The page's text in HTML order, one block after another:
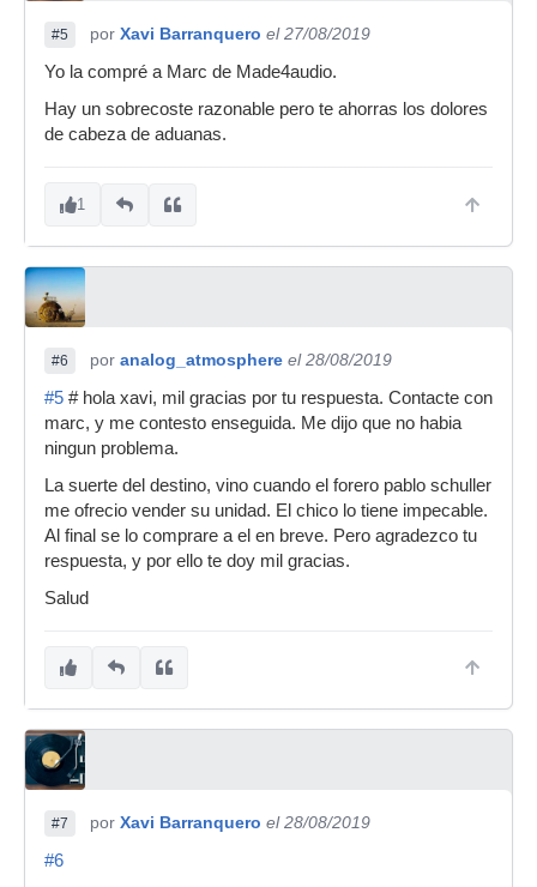
#5 por Xavi Barranquero el 27/08/2019
Yo la compré a Marc de Made4audio.
Hay un sobrecoste razonable pero te ahorras los dolores
de cabeza de aduanas.
1
#6 por analog_atmosphere el 28/08/2019
#5 # hola xavi, mil gracias por tu respuesta. Contacte con
marc, y me contesto enseguida. Me dijo que no habia
ningun problema.
La suerte del destino, vino cuando el forero pablo schuller
me ofrecio vender su unidad. El chico lo tiene impecable.
Al final se lo comprare a el en breve. Pero agradezco tu
respuesta, y por ello te doy mil gracias.
Salud
#7 por Xavi Barranquero el 28/08/2019
#6